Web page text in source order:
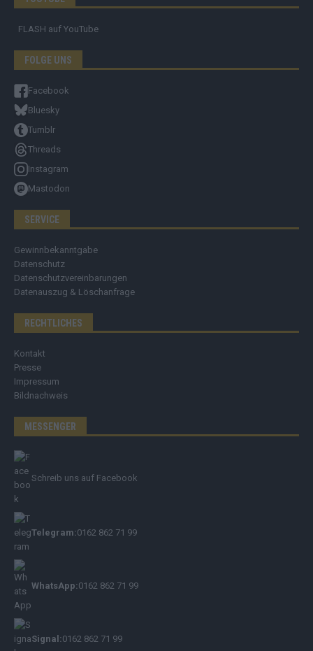
FLASH auf YouTube
FOLGE UNS
Facebook
Bluesky
Tumblr
Threads
Instagram
Mastodon
SERVICE
Gewinnbekanntgabe
Datenschutz
Datenschutzvereinbarungen
Datenauszug & Löschanfrage
RECHTLICHES
Kontakt
Presse
Impressum
Bildnachweis
MESSENGER
Schreib uns auf Facebook
Telegram:0162 862 71 99
WhatsApp:0162 862 71 99
Signal:0162 862 71 99